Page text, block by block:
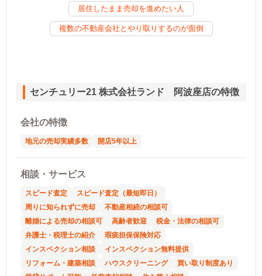
居住したまま売却を進めたい人
複数の不動産会社とやり取りするのが面倒
センチュリー21 株式会社ランド 阿波座店の特徴
会社の特徴
地元の売却実績多数 開店5年以上
相談・サービス
スピード査定
スピード査定（最短即日）
周りに知られずに売却
不動産相続の相談可
離婚による売却の相談可
高齢者歓迎
税金・法律の相談可
弁護士・税理士の紹介
瑕疵担保保険対応
インスペクション相談
インスペクション無料提供
リフォーム・建築相談
ハウスクリーニング
買い取り制度あり